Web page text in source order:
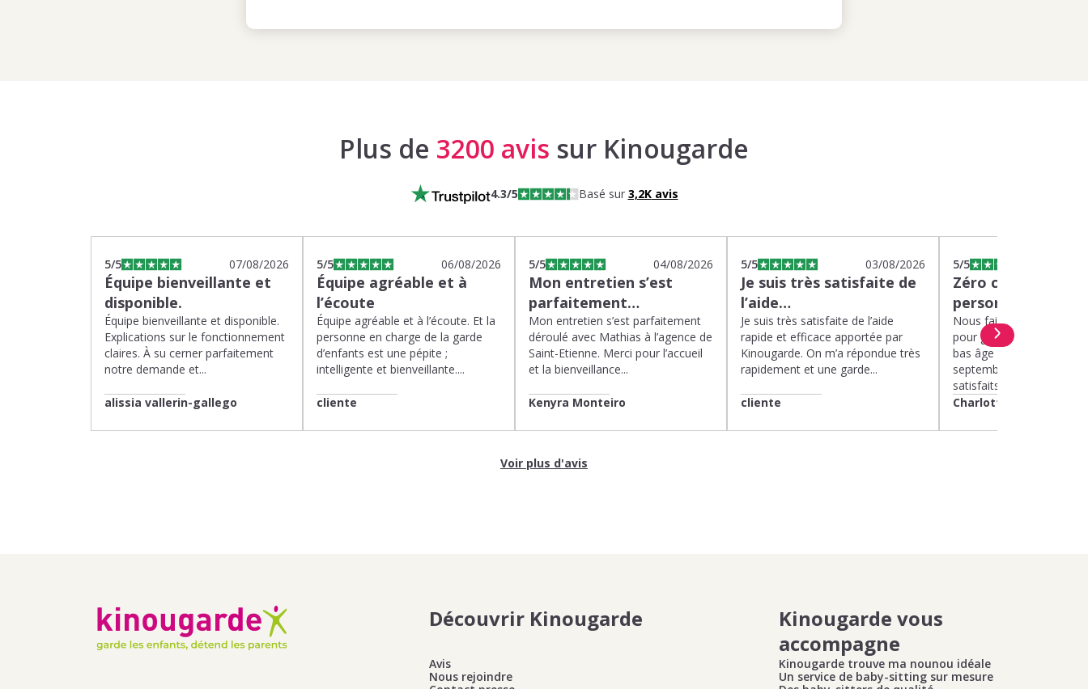
Plus de 3200 avis sur Kinougarde
4.3/5 Basé sur 3,2Kavis
5/5 07/08/2026
Équipe bienveillante et
disponible.
Équipe bienveillante et disponible.
Explications sur le fonctionnement
claires. À su cerner parfaitement
notre demande et...
alissia vallerin-gallego
5/5 06/08/2026
Équipe agréable et à
l’écoute
Équipe agréable et à l’écoute. Et la
personne en charge de la garde
d’enfants est une pépite ;
intelligente et bienveillante....
cliente
5/5 04/08/2026
Mon entretien s’est
parfaitement…
Mon entretien s’est parfaitement
déroulé avec Mathias à l’agence de
Saint-Etienne. Merci pour l’accueil
et la bienveillance...
Kenyra Monteiro
5/5 03/08/2026
Je suis très satisfaite de
l’aide…
Je suis très satisfaite de l’aide
rapide et efficace apportée par
Kinougarde. On m’a répondue très
rapidement et une garde...
cliente
5/5
Zéro charge
personnel de
Nous faisons appel à
pour garder nos deux
bas âge le mercredi
septembre 2025. Nous
satisfaits....
Charlotte
Voir plus d'avis
Découvrir Kinougarde
Avis
Nous rejoindre
Kinougarde vous
accompagne
Kinougarde trouve ma nounou idéale
Un service de baby-sitting sur mesure